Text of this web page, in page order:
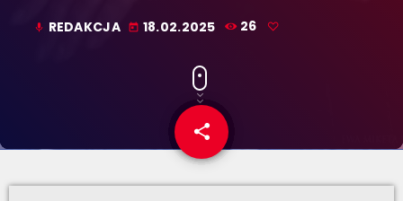
mic REDAKCJA today 18.02.2025 26
share
email